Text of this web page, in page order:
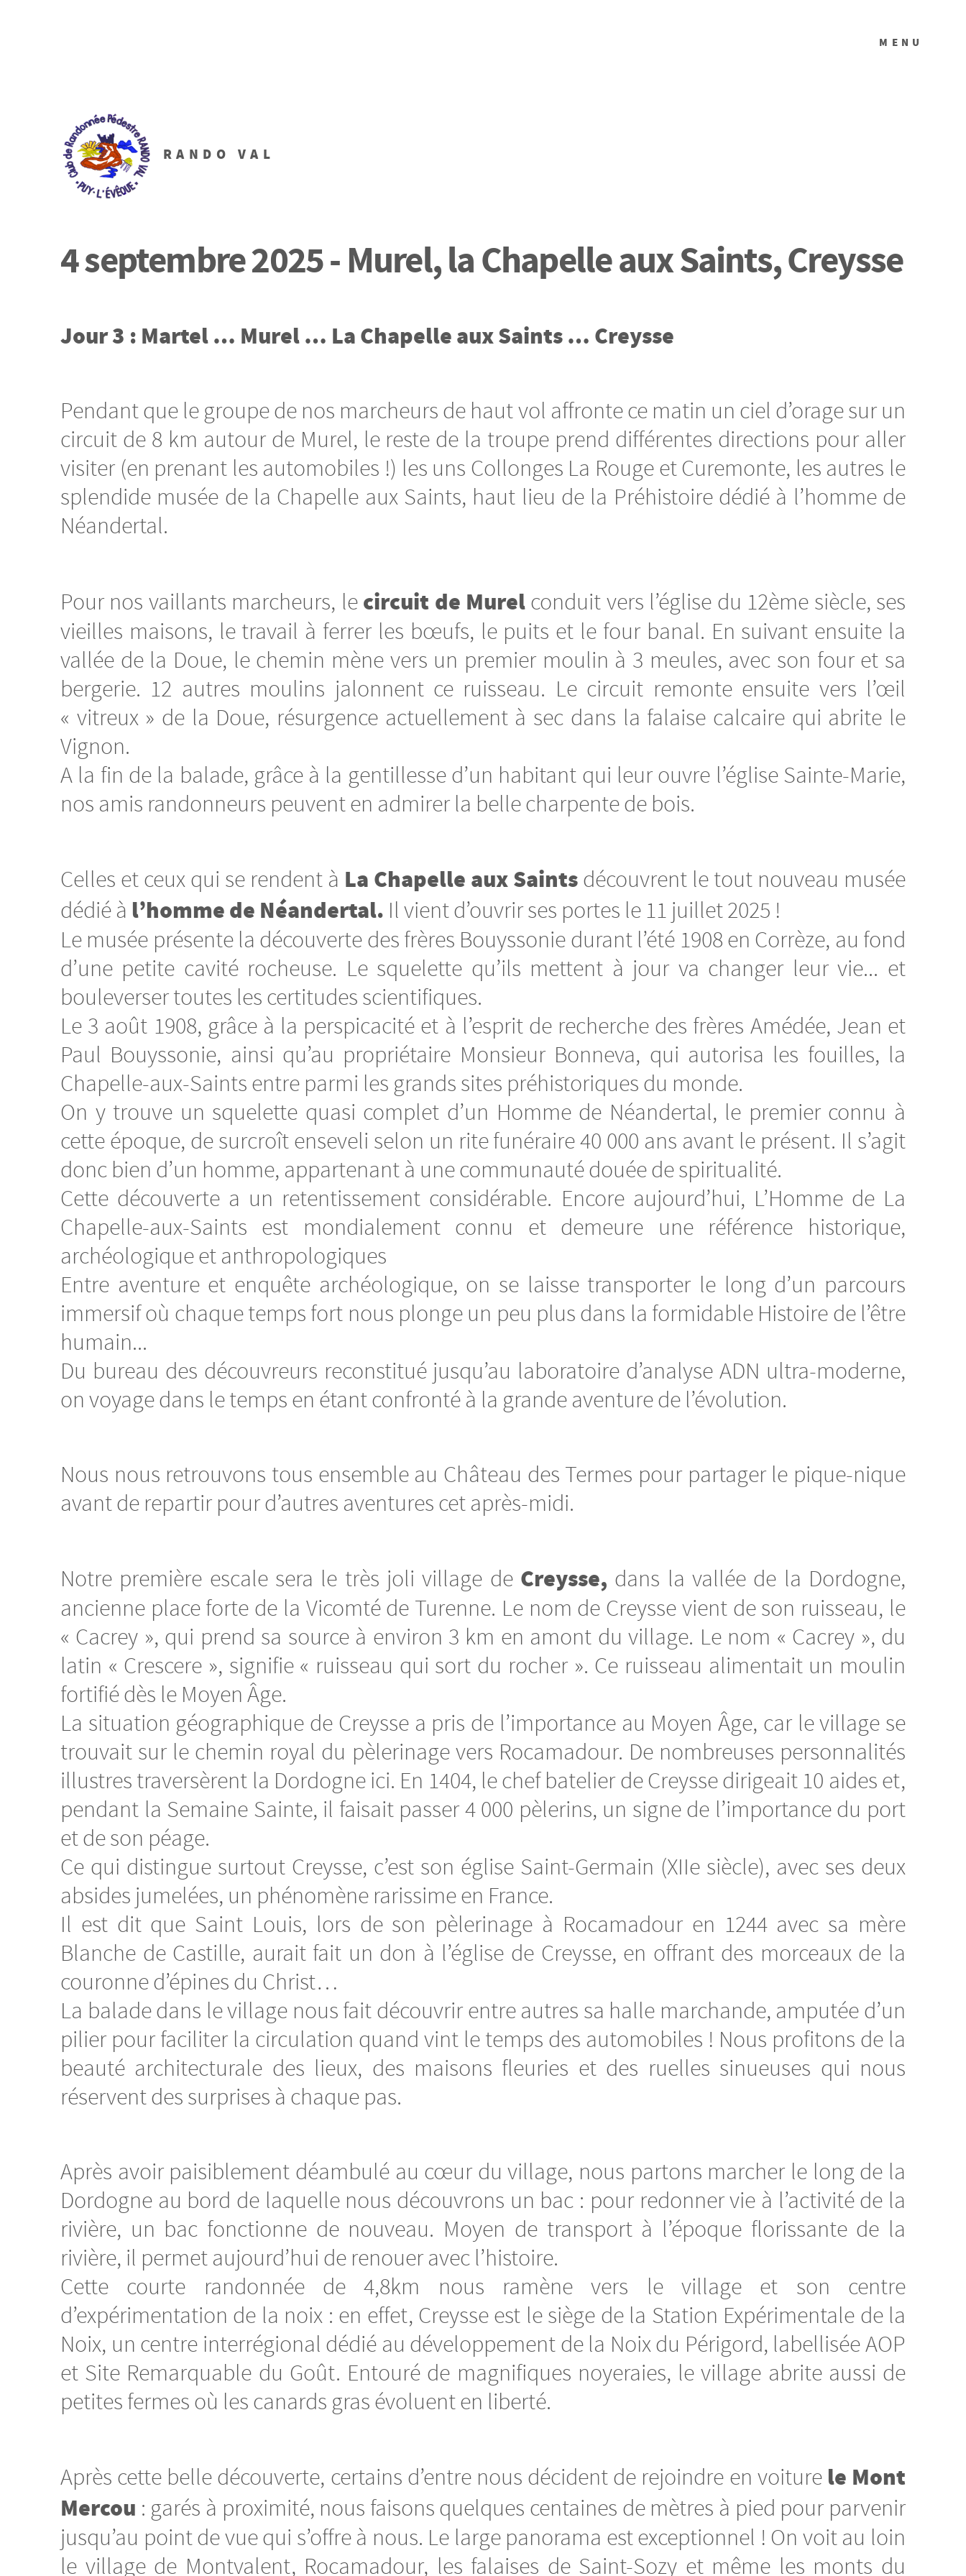
RANDO VAL
MENU
4 septembre 2025 - Murel, la Chapelle aux Saints, Creysse
Jour 3 : Martel … Murel … La Chapelle aux Saints … Creysse
Pendant que le groupe de nos marcheurs de haut vol affronte ce matin un ciel d’orage sur un
circuit de 8 km autour de Murel, le reste de la troupe prend différentes directions pour aller
visiter (en prenant les automobiles !) les uns Collonges La Rouge et Curemonte, les autres le
splendide musée de la Chapelle aux Saints, haut lieu de la Préhistoire dédié à l’homme de
Néandertal.
Pour nos vaillants marcheurs, lecircuit de Murel conduit vers l’église du 12ème siècle, ses
vieilles maisons, le travail à ferrer les bœufs, le puits et le four banal. En suivant ensuite la
vallée de la Doue, le chemin mène vers un premier moulin à 3 meules, avec son four et sa
bergerie. 12 autres moulins jalonnent ce ruisseau. Le circuit remonte ensuite vers l’œil
« vitreux » de la Doue, résurgence actuellement à sec dans la falaise calcaire qui abrite le
Vignon.
A la fin de la balade, grâce à la gentillesse d’un habitant qui leur ouvre l’église Sainte-Marie,
nos amis randonneurs peuvent en admirer la belle charpente de bois.
Celles et ceux qui se rendent à La Chapelle aux Saints découvrent le tout nouveau musée
dédié à l’homme de Néandertal. Il vient d’ouvrir ses portes le 11 juillet 2025 !
Le musée présente la découverte des frères Bouyssonie durant l’été 1908 en Corrèze, au fond
d’une petite cavité rocheuse. Le squelette qu’ils mettent à jour va changer leur vie... et
bouleverser toutes les certitudes scientifiques.
Le 3 août 1908, grâce à la perspicacité et à l’esprit de recherche des frères Amédée, Jean et
Paul Bouyssonie, ainsi qu’au propriétaire Monsieur Bonneva, qui autorisa les fouilles, la
Chapelle-aux-Saints entre parmi les grands sites préhistoriques du monde.
On y trouve un squelette quasi complet d’un Homme de Néandertal, le premier connu à
cette époque, de surcroît enseveli selon un rite funéraire 40 000 ans avant le présent. Il s’agit
donc bien d’un homme, appartenant à une communauté douée de spiritualité.
Cette découverte a un retentissement considérable. Encore aujourd’hui, L’Homme de La
Chapelle-aux-Saints est mondialement connu et demeure une référence historique,
archéologique et anthropologiques
Entre aventure et enquête archéologique, on se laisse transporter le long d’un parcours
immersif où chaque temps fort nous plonge un peu plus dans la formidable Histoire de l’être
humain...
Du bureau des découvreurs reconstitué jusqu’au laboratoire d’analyse ADN ultra-moderne,
on voyage dans le temps en étant confronté à la grande aventure de l’évolution.
Nous nous retrouvons tous ensemble au Château des Termes pour partager le pique-nique
avant de repartir pour d’autres aventures cet après-midi.
Notre première escale sera le très joli village deCreysse, dans la vallée de la Dordogne,
ancienne place forte de la Vicomté de Turenne. Le nom de Creysse vient de son ruisseau, le
« Cacrey », qui prend sa source à environ 3 km en amont du village. Le nom « Cacrey », du
latin « Crescere », signifie « ruisseau qui sort du rocher ». Ce ruisseau alimentait un moulin
fortifié dès le Moyen Âge.
La situation géographique de Creysse a pris de l’importance au Moyen Âge, car le village se
trouvait sur le chemin royal du pèlerinage vers Rocamadour. De nombreuses personnalités
illustres traversèrent la Dordogne ici. En 1404, le chef batelier de Creysse dirigeait 10 aides et,
pendant la Semaine Sainte, il faisait passer 4 000 pèlerins, un signe de l’importance du port
et de son péage.
Ce qui distingue surtout Creysse, c’est son église Saint-Germain (XIIe siècle), avec ses deux
absides jumelées, un phénomène rarissime en France.
Il est dit que Saint Louis, lors de son pèlerinage à Rocamadour en 1244 avec sa mère
Blanche de Castille, aurait fait un don à l’église de Creysse, en offrant des morceaux de la
couronne d’épines du Christ…
La balade dans le village nous fait découvrir entre autres sa halle marchande, amputée d’un
pilier pour faciliter la circulation quand vint le temps des automobiles ! Nous profitons de la
beauté architecturale des lieux, des maisons fleuries et des ruelles sinueuses qui nous
réservent des surprises à chaque pas.
Après avoir paisiblement déambulé au cœur du village, nous partons marcher le long de la
Dordogne au bord de laquelle nous découvrons un bac : pour redonner vie à l’activité de la
rivière, un bac fonctionne de nouveau. Moyen de transport à l’époque florissante de la
rivière, il permet aujourd’hui de renouer avec l’histoire.
Cette courte randonnée de 4,8km nous ramène vers le village et son centre
d’expérimentation de la noix : en effet, Creysse est le siège de la Station Expérimentale de la
Noix, un centre interrégional dédié au développement de la Noix du Périgord, labellisée AOP
et Site Remarquable du Goût. Entouré de magnifiques noyeraies, le village abrite aussi de
petites fermes où les canards gras évoluent en liberté.
Après cette belle découverte, certains d’entre nous décident de rejoindre en voiture le Mont
Mercou : garés à proximité, nous faisons quelques centaines de mètres à pied pour parvenir
jusqu’au point de vue qui s’offre à nous. Le large panorama est exceptionnel ! On voit au loin
le village de Montvalent, Rocamadour, les falaises de Saint-Sozy et même les monts du